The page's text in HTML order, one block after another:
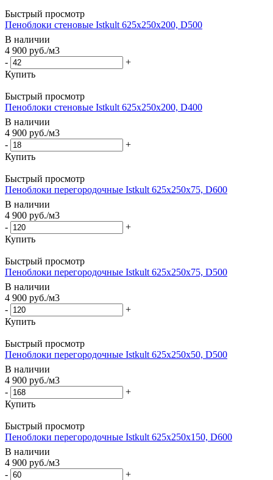
Быстрый просмотр
Пеноблоки стеновые Istkult 625x250x200, D500
В наличии
4 900 руб./м3
-
+
Купить
Быстрый просмотр
Пеноблоки стеновые Istkult 625x250x200, D400
В наличии
4 900 руб./м3
-
+
Купить
Быстрый просмотр
Пеноблоки перегородочные Istkult 625x250x75, D600
В наличии
4 900 руб./м3
-
+
Купить
Быстрый просмотр
Пеноблоки перегородочные Istkult 625x250x75, D500
В наличии
4 900 руб./м3
-
+
Купить
Быстрый просмотр
Пеноблоки перегородочные Istkult 625x250x50, D500
В наличии
4 900 руб./м3
-
+
Купить
Быстрый просмотр
Пеноблоки перегородочные Istkult 625x250x150, D600
В наличии
4 900 руб./м3
-
+